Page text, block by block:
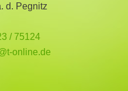
d. Pegnitz
/ 75124
online.de